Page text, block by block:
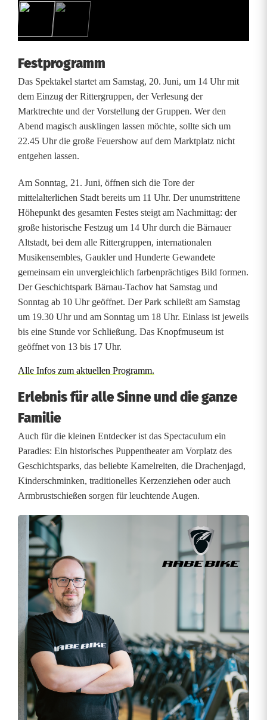
l
ä
u
m
Festprogramm
Das Spektakel startet am Samstag, 20. Juni, um 14 Uhr mit
dem Einzug der Rittergruppen, der Verlesung der
Marktrechte und der Vorstellung der Gruppen. Wer den
Abend magisch ausklingen lassen möchte, sollte sich um
22.45 Uhr die große Feuershow auf dem Marktplatz nicht
entgehen lassen.
Am Sonntag, 21. Juni, öffnen sich die Tore der
mittelalterlichen Stadt bereits um 11 Uhr. Der unumstrittene
Höhepunkt des gesamten Festes steigt am Nachmittag: der
große historische Festzug um 14 Uhr durch die Bärnauer
Altstadt, bei dem alle Rittergruppen, internationalen
Musikensembles, Gaukler und Hunderte Gewandete
gemeinsam ein unvergleichlich farbenprächtiges Bild formen.
Der Geschichtspark Bärnau-Tachov hat Samstag und
Sonntag ab 10 Uhr geöffnet. Der Park schließt am Samstag
um 19.30 Uhr und am Sonntag um 18 Uhr. Einlass ist jeweils
bis eine Stunde vor Schließung. Das Knopfmuseum ist
geöffnet von 13 bis 17 Uhr.
Alle Infos zum aktuellen Programm.
Erlebnis für alle Sinne und die ganze
Familie
Auch für die kleinen Entdecker ist das Spectaculum ein
Paradies: Ein historisches Puppentheater am Vorplatz des
Geschichtsparks, das beliebte Kamelreiten, die Drachenjagd,
Kinderschminken, traditionelles Kerzenziehen oder auch
Armbrustschießen sorgen für leuchtende Augen.